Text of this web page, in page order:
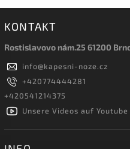
KONTAKT
Rostislavovo nám.25 61200
info@kapesni-noze.cz
+420774444281
+420541214375
Unsere Videos auf Youtube